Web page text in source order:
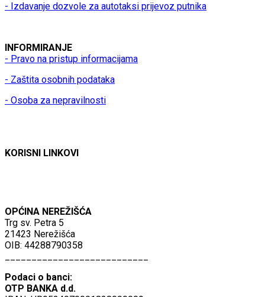
- Izdavanje dozvole za autotaksi prijevoz putnika
INFORMIRANJE
- Pravo na pristup informacijama
- Zaštita osobnih podataka
- Osoba za nepravilnosti
KORISNI LINKOVI
OPĆINA NEREŽIŠĆA
Trg sv. Petra 5
21423 Nerežišća
OIB: 44288790358
Podaci o banci:
OTP BANKA d.d.